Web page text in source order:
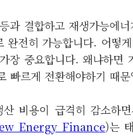
과 결합하고 재생가능에
완전히 가능합니다. 어떻
장 중요합니다. 왜냐하면
빠르게 전환해야하기 때문
비용이 급격히 감소하
Energy Finance)는